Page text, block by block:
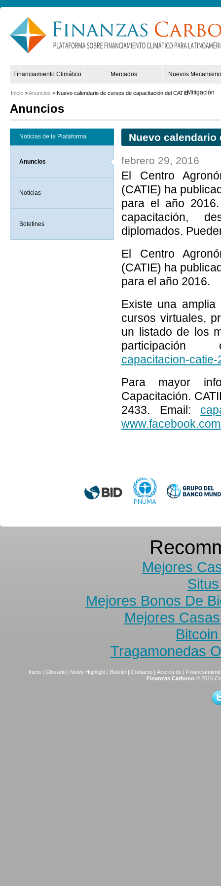
Financiamiento Climático Mercados Nuevos
Mitigación
Inicio >Anuncios > Nuevo calendario de cursos de capacitación del CATIE
Anuncios
Noticias de la Plataforma
Anuncios
Noticias
Boletines
Nuevo calendario
febrero 29, 2016
El Centro
(CATIE) ha
para el año
capacitación,
diplomados.
El Centro
(CATIE) ha
para el año 2016.
Existe una amplia
cursos virtuales,
un listado de los
capacitacion-catie-
Para mayor
Capacitación.
2433. Email:
Mejores
Mejores Bonos De
Mejores
Tragamonedas
Inicio | Glosario | News Highlight | Boletín | Contacto | Acerca de |
Finanzas Carbono © 2016